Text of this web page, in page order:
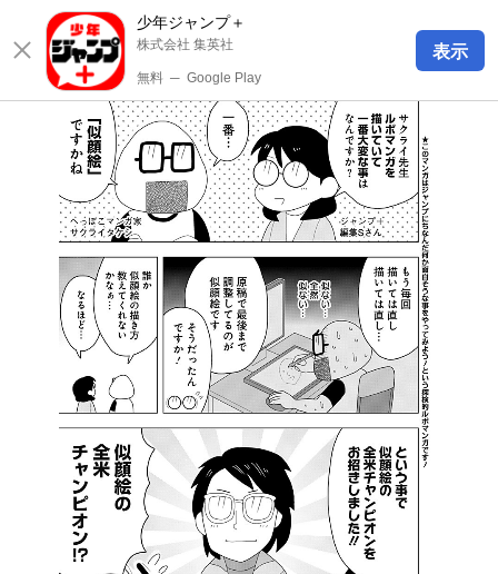
少年ジャンプ＋
株式会社 集英社
無料 ─ Google Play
表示